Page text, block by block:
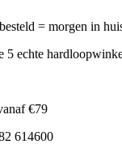
= morgen in huis*
echte hardloopwinkels
€79
614600